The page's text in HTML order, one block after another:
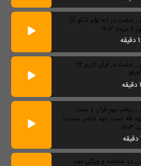
_ امامت در آیه يَوْمَ نَدْعُو كُلَّ
حبل المتین _ امامت در قرآن کریم 23
_ پیغام مهم قرآن و سنت:
الله است، عهد الناس نیست!
_ دو شاخصه و ویژگی مهمِ